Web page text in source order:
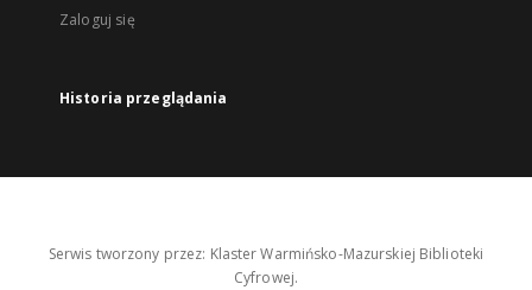
Zaloguj się
Historia przeglądania
Serwis tworzony przez: Klaster Warmińsko-Mazurskiej Biblioteki
Cyfrowej.